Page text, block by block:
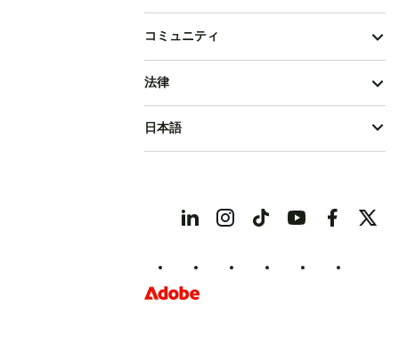
コミュニティ
法律
日本語